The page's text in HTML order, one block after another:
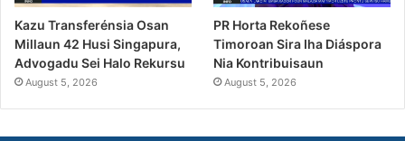
Kazu Transferénsia Osan
Millaun 42 Husi Singapura,
Advogadu Sei Halo Rekursu
August 5, 2026
PR Horta Rekoñese
Timoroan Sira Iha Diáspora
Nia Kontribuisaun
August 5, 2026